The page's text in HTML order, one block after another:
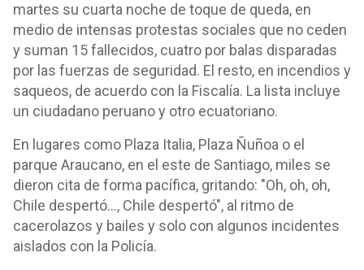
martes su cuarta noche de toque de queda, en
medio de intensas protestas sociales que no ceden
y suman 15 fallecidos, cuatro por balas disparadas
por las fuerzas de seguridad. El resto, en incendios y
saqueos, de acuerdo con la Fiscalía. La lista incluye
un ciudadano peruano y otro ecuatoriano.
En lugares como Plaza Italia, Plaza Ñuñoa o el
parque Araucano, en el este de Santiago, miles se
dieron cita de forma pacífica, gritando: "Oh, oh, oh,
Chile despertó..., Chile despertó", al ritmo de
cacerolazos y bailes y solo con algunos incidentes
aislados con la Policía.